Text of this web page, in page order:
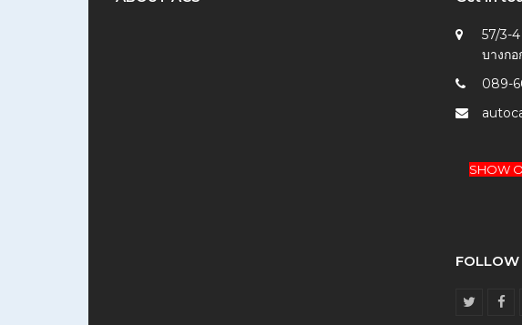
57/3-
บางก
089-
SHOW
FOLLOW
T F